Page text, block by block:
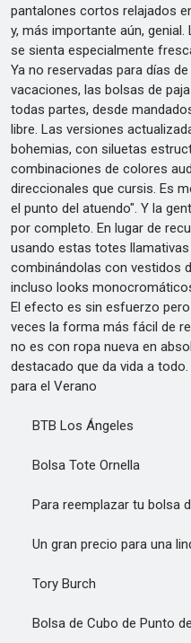
pantalones cortos relajados
y, más importante aún,
se sienta especialmente
Ya no reservadas para días
vacaciones, las bolsas de
todas partes, desde
libre. Las versiones
bohemias, con siluetas
combinaciones de colores
direccionales que cursis. Es
el punto del atuendo". Y la
por completo. En lugar de
usando estas totes
combinándolas con vestidos
incluso looks
El efecto es sin esfuerzo
veces la forma más fácil de
no es con ropa nueva en
destacado que da vida a
para el Verano
BTB Los Ángeles
Bolsa Tote Ornella
Para reemplazar tu bolsa
Un gran precio para una
Tory Burch
Bolsa de Cubo de Punto